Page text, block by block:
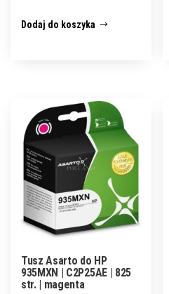
Dodaj do koszyka
Tusz Asarto do HP
935MXN | C2P25AE | 825
str. | magenta